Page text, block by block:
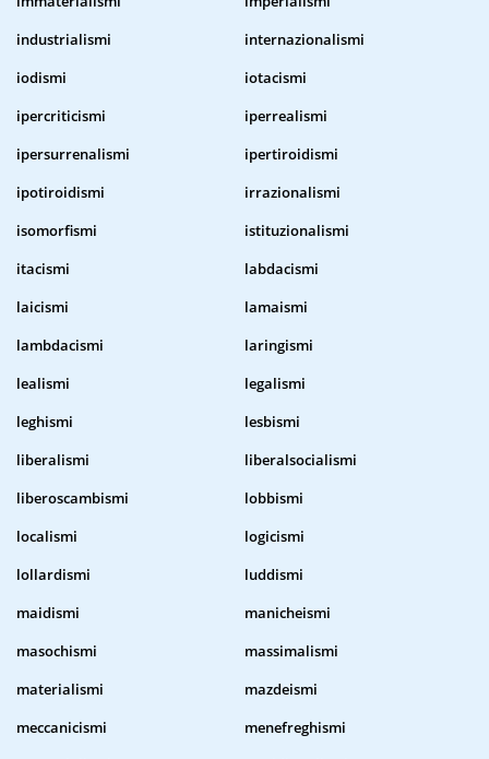
industrialismi
internazionalismi
iodismi
iotacismi
ipercriticismi
iperrealismi
ipersurrenalismi
ipertiroidismi
ipotiroidismi
irrazionalismi
isomorfismi
istituzionalismi
itacismi
labdacismi
laicismi
lamaismi
lambdacismi
laringismi
lealismi
legalismi
leghismi
lesbismi
liberalismi
liberalsocialismi
liberoscambismi
lobbismi
localismi
logicismi
lollardismi
luddismi
maidismi
manicheismi
masochismi
massimalismi
materialismi
mazdeismi
meccanicismi
menefreghismi